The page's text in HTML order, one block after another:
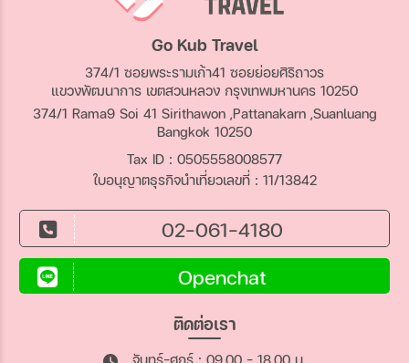
Go Kub Travel
374/1 ซอยพระรามเก้า41 ซอยย่อยศิริถาวร
แขวงพัฒนาการ เขตสวนหลวง กรุงเทพมหานคร 10250
374/1 Rama9 Soi 41 Sirithawon ,Pattanakarn ,Suanluang
Bangkok 10250
Tax ID : 0505558008577
ใบอนุญาตธุรกิจนำเที่ยวเลขที่ : 11/13842
02-061-4180
Openchat
ติดต่อเรา